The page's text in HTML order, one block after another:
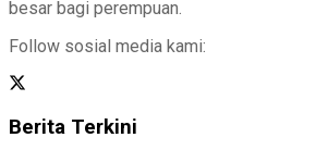
besar bagi perempuan.
Follow sosial media kami:
Berita Terkini